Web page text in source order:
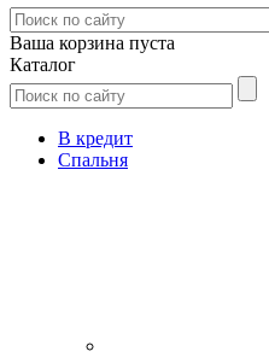
Ваша корзина пуста
Каталог
В кредит
Спальня